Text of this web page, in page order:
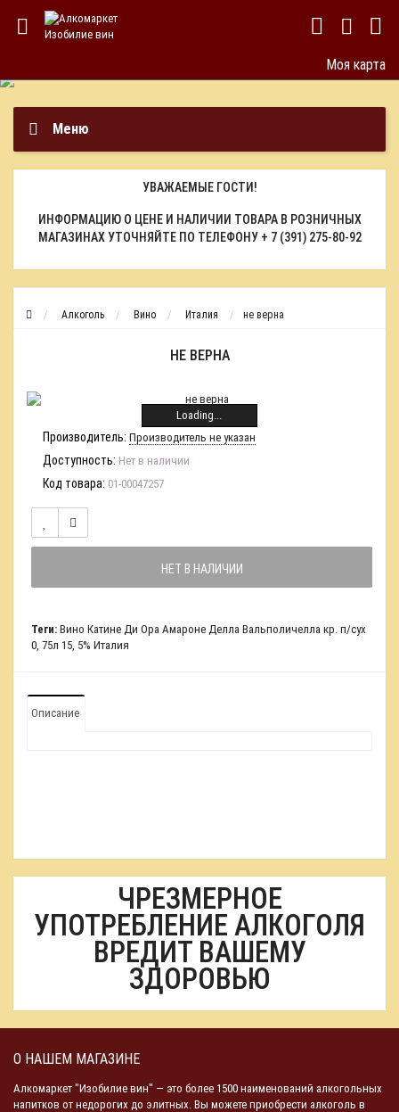
Моя карта
Меню
УВАЖАЕМЫЕ ГОСТИ!
ИНФОРМАЦИЮ О ЦЕНЕ И НАЛИЧИИ ТОВАРА В РОЗНИЧНЫХ
МАГАЗИНАХ УТОЧНЯЙТЕ ПО ТЕЛЕФОНУ + 7 (391) 275-80-92
Алкоголь Вино Италия не верна
НЕ ВЕРНА
Loading...
Производитель: Производитель не указан
Доступность: Нет в наличии
Код товара: 01-00047257
НЕТ В НАЛИЧИИ
Теги: Вино Катине Ди Ора Амароне Делла Вальполичелла кр. п/сух
0, 75л 15, 5% Италия
Описание
ЧРЕЗМЕРНОЕ
УПОТРЕБЛЕНИЕ АЛКОГОЛЯ
ВРЕДИТ ВАШЕМУ
ЗДОРОВЬЮ
О НАШЕМ МАГАЗИНЕ
Алкомаркет "Изобилие вин" — это более 1500 наименований алкогольных
напитков от недорогих до элитных. Вы можете приобрести алкоголь в